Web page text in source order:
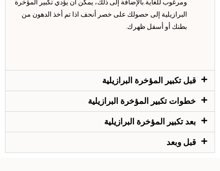
ومرغوب للغاية.بالإضافة إلى ذلك، يمكن أن يؤدي تكبير المؤخرة
البرازيلية إلى حصولك على خصر أنحف اذا تم أخذ الدهون من
بطنك أو أسفل ظهرك.
قبل تكبير المؤخرة البرازيلية
خطوات تكبير المؤخرة البرازيلية
بعد تكبير المؤخرة البرازيلية
قبل وبعد